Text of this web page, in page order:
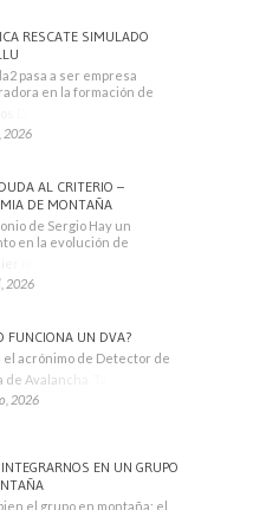
RESCATE SIMULADO
pasa a ser empresa
en la formación de
Deportivos
2026
AL CRITERIO –
DE MONTAÑA
de Sergio Hay un
en la evolución de
montañero
2026
FUNCIONA UN DVA?
el acrónimo de Detector de
de Avalancha. También se
2026
EN UN GRUPO
el grupo en montaña: el